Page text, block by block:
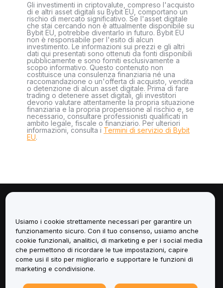
Gli investimenti in criptovalute, compreso l'acquisto
di e altri asset digitali su Bybit EU, comportano un
rischio di mercato significativo. Se l'asset digitale
che stai cercando non è attualmente disponibile su
Bybit EU, potrebbe diventarlo in futuro. Bybit EU
non è responsabile per l'esito di alcun
investimento. Le informazioni sui prezzi e gli altri
dati qui presentati sono ottenuti da fonti disponibili
pubblicamente e sono forniti esclusivamente a
scopo informativo. Questo contenuto non
costituisce una consulenza finanziaria né una
raccomandazione o un'offerta di acquisto, vendita
o detenzione di alcun asset digitale. Prima di fare
trading o detenere asset digitali, gli investitori
devono valutare attentamente la propria situazione
finanziaria e la propria propensione al rischio e, se
necessario, consultare professionisti qualificati in
ambito legale, fiscale o finanziario. Per ulteriori
informazioni, consulta i Termini di servizio di Bybit
EU.
Servizi
Assistenza
Usiamo i cookie strettamente necessari per garantire un
funzionamento sicuro. Con il tuo consenso, usiamo anche
cookie funzionali, analitici, di marketing e per i social media
che permettono di ricordare le tue impostazioni, capire
come usi il sito per migliorarlo e supportare le funzioni di
marketing e condivisione.